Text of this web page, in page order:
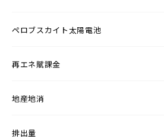
ペロブスカイト太陽電池
再エネ賦課金
地産地消
排出量